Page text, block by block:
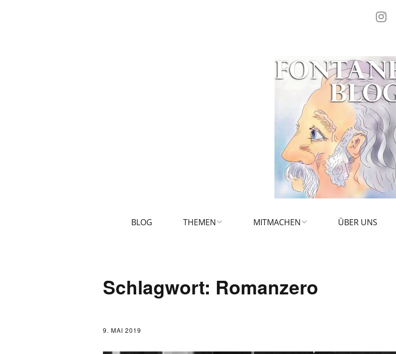
BLOG THEMEN MITMACHEN ÜBER UNS
Schlagwort: Romanzero
9. MAI 2019